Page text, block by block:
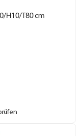
H10/T80 cm